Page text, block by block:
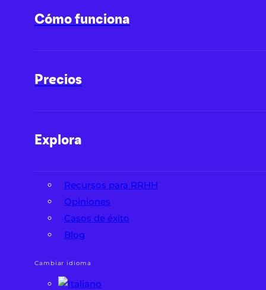
Cómo funciona
Precios
Explora
Recursos para RRHH
Opiniones
Casos de éxito
Blog
Cambiar idioma